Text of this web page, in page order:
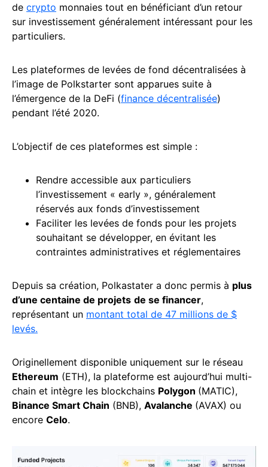
de crypto monnaies tout en bénéficiant d’un retour
sur investissement généralement intéressant pour les
particuliers.
Les plateformes de levées de fond décentralisées à
l’image de Polkstarter sont apparues suite à
l’émergence de la DeFi (finance décentralisée)
pendant l’été 2020.
L’objectif de ces plateformes est simple :
Rendre accessible aux particuliers
l’investissement « early », généralement
réservés aux fonds d’investissement
Faciliter les levées de fonds pour les projets
souhaitant se développer, en évitant les
contraintes administratives et réglementaires
Depuis sa création, Polkastater a donc permis à plus
d’une centaine de projets de se financer,
représentant un montant total de 47 millions de $
levés.
Originellement disponible uniquement sur le réseau
Ethereum (ETH), la plateforme est aujourd’hui multi-
chain et intègre les blockchains Polygon (MATIC),
Binance Smart Chain (BNB), Avalanche (AVAX) ou
encore Celo.